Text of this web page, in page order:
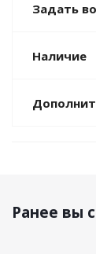
Задать
Наличие
Ранее вы